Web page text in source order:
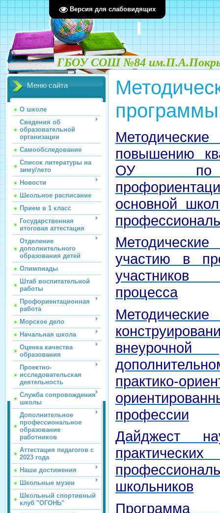
Версия для слабовидящих
ГБОУ СОШ №84
Меню сайта
О школе
Сведения об
образовательной
организации
Самообследование
Список литературы на
зиму/лето
Новости
Школьное расписание
Прием в 1 класс
Государственная
итоговая аттестация
Отделение
дополнительного
образования детей
Олимпиады
Штаб воспитательной
работы
Профориентационная
работа
Морское дело
Начальная школа
Оценка качества
образования
Проектно-
исследовательская
деятельность
Служба сопровождения
школы
Дополнительное
профессиональное
образование
работников
Аттестация педагогов с
2023 года
Наши достижения
Школьные музеи
Школьный спортивный
клуб "ОГОНЬ"
программы
повышению
ОУ по
основной
участию в
участников
процесса
практико-
профессии
Дайджест
школьников
Программа